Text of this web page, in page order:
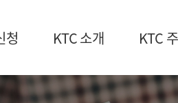
청 KTC 소개 KTC